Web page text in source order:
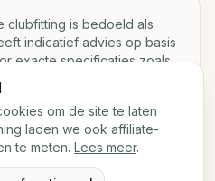
clubfitting is bedoeld als
indicatief advies op basis
exacte specificaties zoals
blijft een fysieke
beste keuze.
golfadviesplatform van
om de site te laten
laden we ook affiliate-
te meten. Lees meer.